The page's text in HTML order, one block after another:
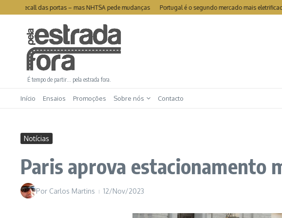
Ir para o conteúdo
recall das portas – mas NHTSA pede mudanças Portugal é o segundo mercado mais eletrificado da
É tempo de partir… pela estrada fora.
Início Ensaios Promoções Sobre nós Contacto
Notícias
Paris aprova estacionamento
Por Carlos Martins 12/Nov/2023